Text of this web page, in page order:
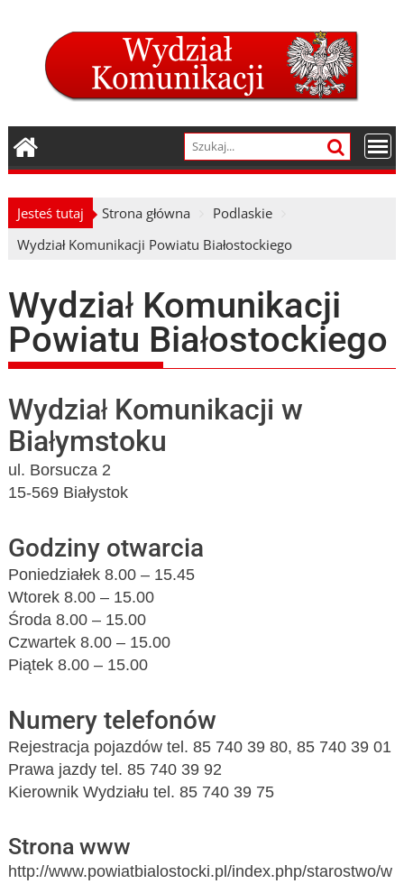
Jesteś tutaj Strona główna
Podlaskie
Wydział Komunikacji Powiatu Białostockiego
Wydział Komunikacji
Powiatu Białostockiego
Wydział Komunikacji w
Białymstoku
ul. Borsucza 2
15-569 Białystok
Godziny otwarcia
Poniedziałek 8.00 – 15.45
Wtorek 8.00 – 15.00
Środa 8.00 – 15.00
Czwartek 8.00 – 15.00
Piątek 8.00 – 15.00
Numery telefonów
Rejestracja pojazdów tel. 85 740 39 80, 85 740 39 01
Prawa jazdy tel. 85 740 39 92
Kierownik Wydziału tel. 85 740 39 75
Strona www
http://www.powiatbialostocki.pl/index.php/starostwo/w